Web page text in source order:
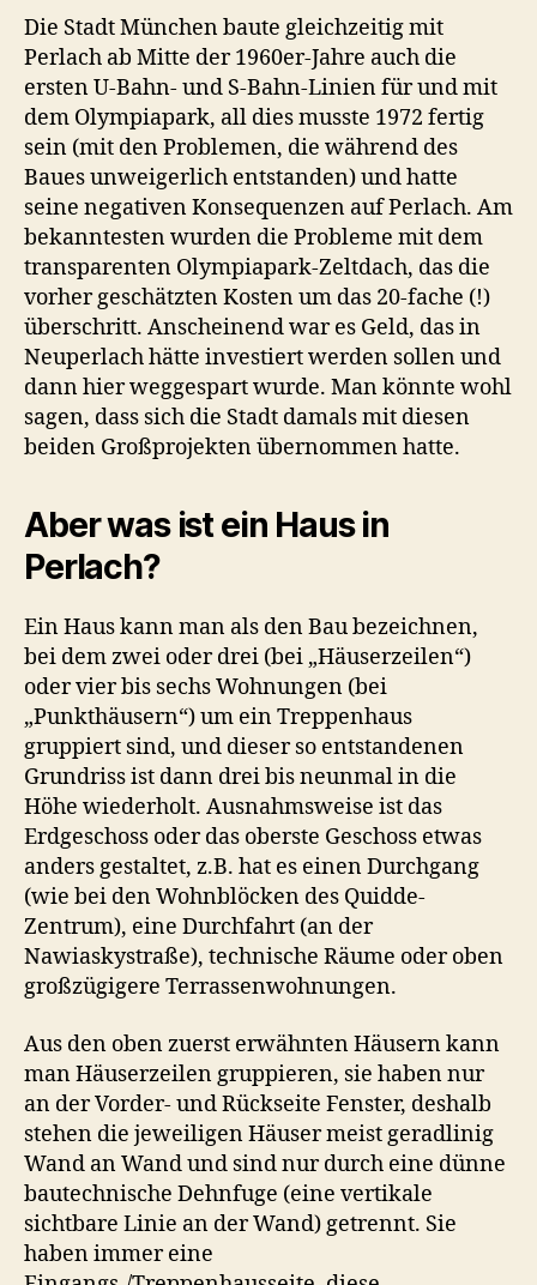
Die Stadt München baute gleichzeitig mit
Perlach ab Mitte der 1960er-Jahre auch die
ersten U-Bahn- und S-Bahn-Linien für und mit
dem Olympiapark, all dies musste 1972 fertig
sein (mit den Problemen, die während des
Baues unweigerlich entstanden) und hatte
seine negativen Konsequenzen auf Perlach. Am
bekanntesten wurden die Probleme mit dem
transparenten Olympiapark-Zeltdach, das die
vorher geschätzten Kosten um das 20-fache (!)
überschritt. Anscheinend war es Geld, das in
Neuperlach hätte investiert werden sollen und
dann hier weggespart wurde. Man könnte wohl
sagen, dass sich die Stadt damals mit diesen
beiden Großprojekten übernommen hatte.
Aber was ist ein Haus in
Perlach?
Ein Haus kann man als den Bau bezeichnen,
bei dem zwei oder drei (bei „Häuserzeilen“)
oder vier bis sechs Wohnungen (bei
„Punkthäusern“) um ein Treppenhaus
gruppiert sind, und dieser so entstandenen
Grundriss ist dann drei bis neunmal in die
Höhe wiederholt. Ausnahmsweise ist das
Erdgeschoss oder das oberste Geschoss etwas
anders gestaltet, z.B. hat es einen Durchgang
(wie bei den Wohnblöcken des Quidde-
Zentrum), eine Durchfahrt (an der
Nawiaskystraße), technische Räume oder oben
großzügigere Terrassenwohnungen.
Aus den oben zuerst erwähnten Häusern kann
man Häuserzeilen gruppieren, sie haben nur
an der Vorder- und Rückseite Fenster, deshalb
stehen die jeweiligen Häuser meist geradlinig
Wand an Wand und sind nur durch eine dünne
bautechnische Dehnfuge (eine vertikale
sichtbare Linie an der Wand) getrennt. Sie
haben immer eine